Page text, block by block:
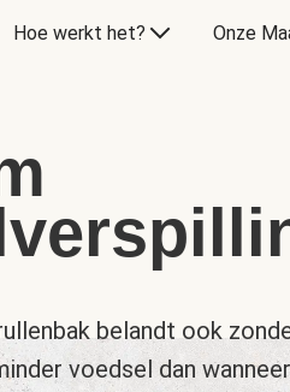
Hoe werkt het? Onze
belandt ook
voedsel dan